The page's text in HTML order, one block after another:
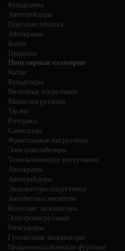
Бульдозеры
Автогрейдеры
Портовая техника
Автокраны
Катки
Прицепы
Популярные категории
Катки
Бульдозеры
Вилочные погрузчики
Мини-погрузчики
Тягачи
Ричтраки
Самосвалы
Фронтальные погрузчики
Электроштабелеры
Телескопические погрузчики
Автокраны
Автогрейдеры
Экскаваторы-погрузчики
Автобетоносмесители
Колесные экскаваторы
Электропогрузчики
Ричстакеры
Гусеничные экскаваторы
Цельнометаллические фургоны